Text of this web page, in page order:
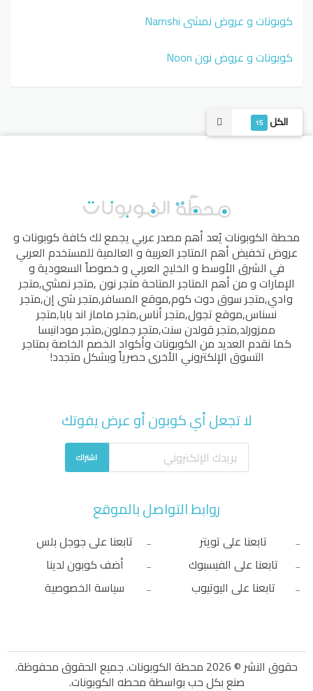
الكل 15
كوبونات و عروض نمشي Namshi
كوبونات و عروض نون Noon
محطة الكوبوناتيُعد أهم مصدر عربي يجمع لك كافة كوبونات و
عروض تخفيض أهم المتاجر العربية و العالمية للمستخدم العربي
في الشرق الأوسط و الخليج العربي و خصوصاً السعودية و
الإمارات و من أهم المتاجر المتاحةمتجر نون,متجر نمشي,متجر
وادي,متجر سوق دوت كوم,موقع المسافر,متجر شي إن,متجر
نسناس,موقع تجول,متجر أناس,متجر ماماز اند بابا,متجر
ممزورلد,متجر قولدن سنت,متجر جملون,متجر مودانيسا
كما نقدم العديد من الكوبونات وأكواد الخصم الخاصة بمتاجر
التسوق الإلكتروني الأخرى حصرياً وبشكل متجدد!
لا تجعل أي كوبون أو عرض يفوتك
اشتراك
روابط التواصل بالموقع
تابعنا على تويتر
تابعنا على الفيسبوك
تابعنا على اليوتيوب
تابعنا على جوجل بلس
أضف كوبون لدينا
سياسة الخصوصية
حقوق النشر © 2026 محطة الكوبونات. جميع الحقوق محفوظة.
صنع بكل حب بواسطةمحطه الكوبونات.